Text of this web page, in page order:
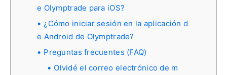
e Olymptrade para iOS?
¿Cómo iniciar sesión en la aplicación d
e Android de Olymptrade?
Preguntas frecuentes (FAQ)
Olvidé el correo electrónico de m